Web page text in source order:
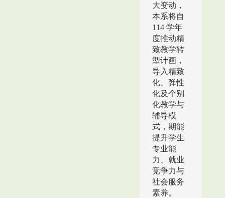
大变动，
本系将自
114 学年
度推动精
致教学转
型计画，
导入精致
化、弹性
化及个别
化教学与
辅导模
式，期能
提升学生
专业能
力、就业
竞争力与
社会服务
素养。